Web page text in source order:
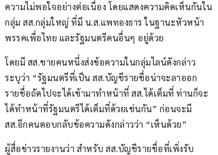
ความไม่พอใจอย่างต่อเนื่อง โดยแสดงความคิดเห็นกันใน
กลุ่ม สส.กลุ่มใหญ่ ที่มี น.ส.แพทองธาร ในฐานะหัวหน้า
พรรคเพื่อไทย และรัฐมนตรีคนอื่นๆ อยู่ด้วย
โดยมี สส.ชายคนหนึ่งส่งข้อความในกลุ่มไลน์ดังกล่าว
ระบุว่า “รัฐมนตรีที่เป็น สส.บัญชีรายชื่อน่าจะลาออก
รายชื่อถัดไปจะได้เข้ามาทำหน้าที่ สส.ได้เต็มที่ ท่านก็จะ
ได้ทำหน้าที่รัฐมนตรีได้เต็มที่ด้วยเช่นกัน” ก่อนจะมี
สส.อีกคนตอบกลับข้อความดังกล่าวว่า “เห็นด้วย”
ผู้สื่อข่าวรายงานว่า สำหรับ สส.บัญชีรายชื่อที่เพิ่งรับ